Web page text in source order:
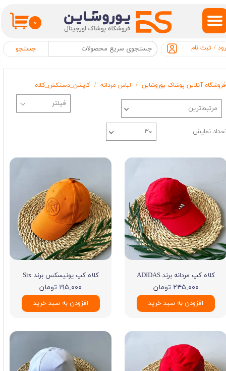
۰
جستجو / ثبت نام
حساب کاربری من
تغییر گذر واژه
سفارشات
خروج از حساب کاربری
فروشگاه آنلاین پوشاک یوروشاین لباس مردانه کاپشن_دستکش_کلاه
مرتبط‌ترین
نمایش ۳۰
کلاه کپ مردانه برند ADIDAS
۲۴۵,۰۰۰ تومان
افزودن به سبد خرید
کلاه کپ یونیسکس برند Six
۱۹۵,۰۰۰ تومان
افزودن به سبد خرید